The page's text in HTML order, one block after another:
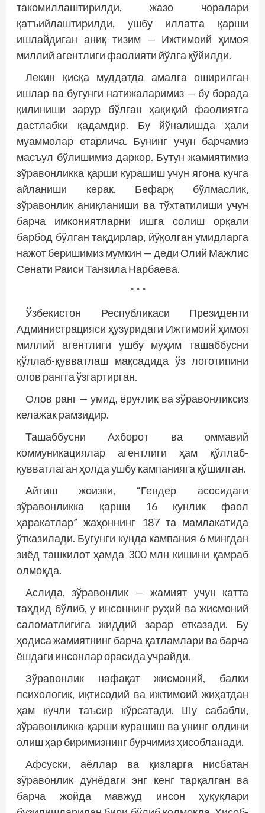
такомиллаштирилди, жазо чоралари
қатъийлаштирилди, ушбу иллатга қарши
ишлайдиган аниқ тизим — Ижтимоий ҳимоя
миллий агентлиги фаолияти йўлга қўйилди.
Лекин қисқа муддатда амалга оширилган
ишлар ва бугунги натижаларимиз — бу борада
қилиниши зарур бўлган ҳақиқий фаолиятга
дастлабки қадамдир. Бу йўналишда ҳали
муаммолар етарлича. Бунинг учун барчамиз
масъул бўлишимиз даркор. Бутун жамиятимиз
зўравонликка қарши курашиш учун ягона кучга
айланиши керак. Бефарқ бўлмаслик,
зўравонлик аниқланиши ва тўхтатилиши учун
барча имкониятларни ишга солиш орқали
барбод бўлган тақдирлар, йўқолган умидларга
нажот беришимиз мумкин — деди Олий Мажлис
Сенати Раиси Танзила Нарбаева.
* * *
Ўзбекистон Республикаси Президенти
Администрацияси ҳузуридаги Ижтимоий ҳимоя
миллий агентлиги ушбу муҳим ташаббусни
қўллаб-қувватлаш мақсадида ўз логотипини
олов рангга ўзгартирган.
Олов ранг — умид, ёруғлик ва зўравонликсиз
келажак рамзидир.
Ташаббусни Ахборот ва оммавий
коммуникациялар агентлиги ҳам қўллаб-
қувватлаган ҳолда ушбу кампанияга қўшилган.
Айтиш жоизки, “Гендер асосидаги
зўравонликка қарши 16 кунлик фаол
ҳаракатлар” жаҳоннинг 187 та мамлакатида
ўтказилади. Бугунги кунда кампания 6 мингдан
зиёд ташкилот ҳамда 300 млн кишини қамраб
олмоқда.
Аслида, зўравонлик — жамият учун катта
таҳдид бўлиб, у инсоннинг руҳий ва жисмоний
саломатлигига жиддий зарар етказади. Бу
ҳодиса жамиятнинг барча қатламлари ва барча
ёшдаги инсонлар орасида учрайди.
Зўравонлик нафақат жисмоний, балки
психологик, иқтисодий ва ижтимоий жиҳатдан
ҳам кучли таъсир кўрсатади. Шу сабабли,
зўравонликка қарши курашиш ва унинг олдини
олиш ҳар биримизнинг бурчимиз ҳисобланади.
Афсуски, аёллар ва қизларга нисбатан
зўравонлик дунёдаги энг кенг тарқалган ва
барча жойда мавжуд инсон ҳуқуқлари